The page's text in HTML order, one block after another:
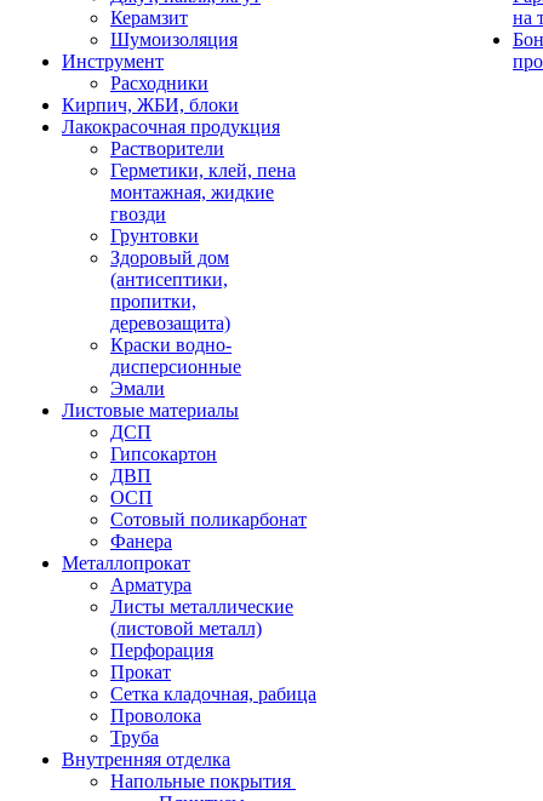
Керамзит
Шумоизоляция
Инструмент
Расходники
Кирпич, ЖБИ, блоки
Лакокрасочная продукция
Растворители
Герметики, клей, пена
монтажная, жидкие
гвозди
Грунтовки
Здоровый дом
(антисептики,
пропитки,
деревозащита)
Краски водно-
дисперсионные
Эмали
Листовые материалы
ДСП
Гипсокартон
ДВП
ОСП
Сотовый поликарбонат
Фанера
Металлопрокат
Арматура
Листы металлические
(листовой металл)
Перфорация
Прокат
Сетка кладочная, рабица
Проволока
Труба
Внутренняя отделка
Напольные покрытия
на